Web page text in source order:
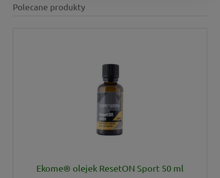
Polecane produkty
Ekome® olejek ResetON Sport 50 ml